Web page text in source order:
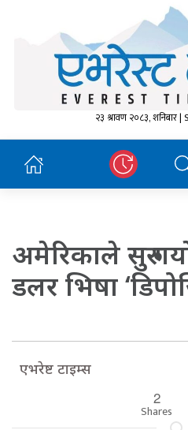
२३ श्रावण २०८३, शनिबार
अमेरिकाले सुरु
डलर भिषा
एभरेष्ट टाइम्स
2
Shares